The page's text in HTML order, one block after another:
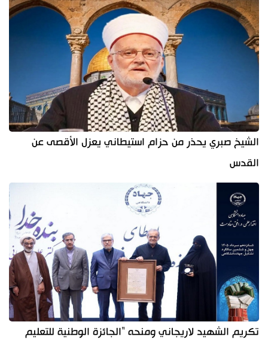
الشيخ صبري يحذر من حزام استيطاني يعزل الأقصى عن
القدس
تكريم الشهيد لاريجاني ومنحه "الجائزة الوطنية للتعليم